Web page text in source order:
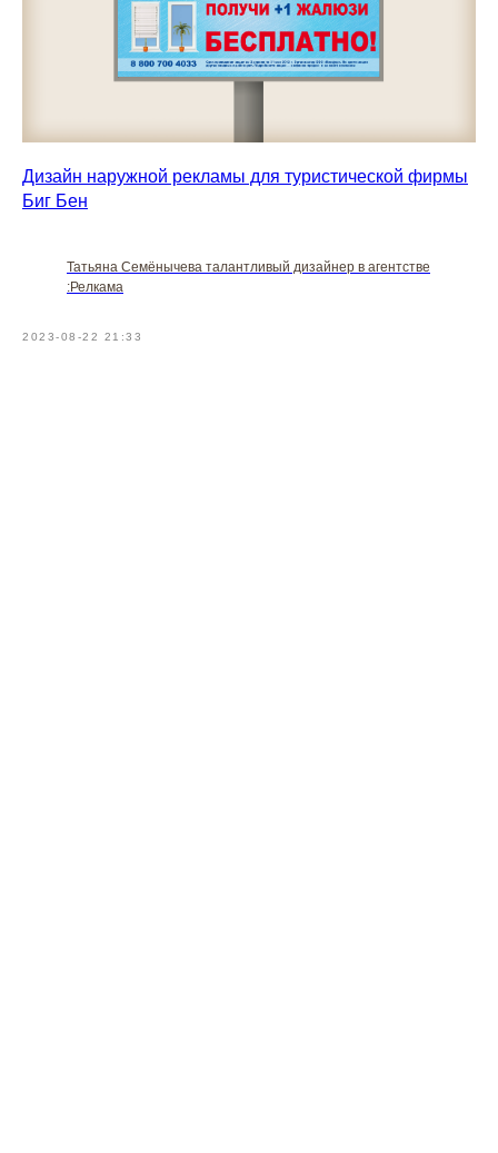
Дизайн наружной рекламы для туристической фирмы
Биг Бен
Татьяна Семёнычева талантливый дизайнер в агентстве
:Релкама
2023-08-22 21:33